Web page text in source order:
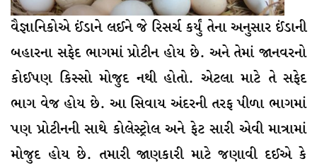
વૈજ્ઞાનિકોએ ઈંડાને લઈને જે રિસર્ચ કર્યું તેના અનુસાર ઈંડાની
બહારના સફેદ ભાગમાં પ્રોટીન હોય છે. અને તેમાં જાનવરનો
કોઈપણ કિસ્સો મોજુદ નથી હોતો. એટલા માટે તે સફેદ
ભાગ વેજ હોય છે. આ સિવાય અંદરની તરફ પીળા ભાગમાં
પણ પ્રોટીનની સાથે કોલેસ્ટ્રોલ અને ફેટ સારી એવી માત્રામાં
મોજુદ હોય છે. તમારી જાણકારી માટે જણાવી દઈએ કે